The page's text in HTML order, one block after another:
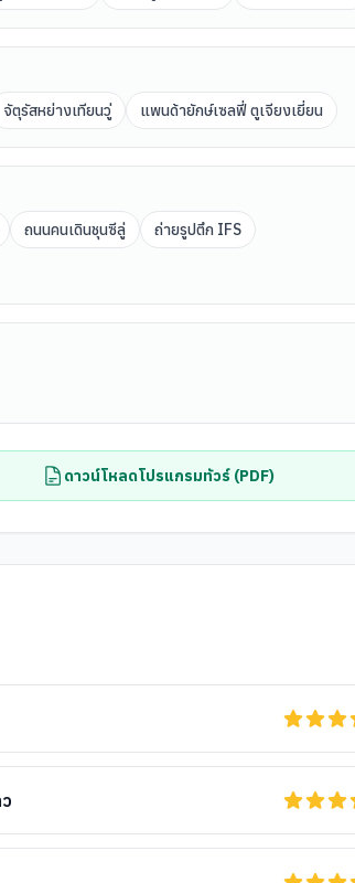
จัตุรัสหย่างเทียนวู่ แพนด้ายักษ์เซลฟี่ ตูเจียงเยี่ยน
ถนนคนเดินชุนซีลู่
ถ่ายรูปตึก IFS
ดาวน์โหลดโปรแกรมทัวร์ (PDF)